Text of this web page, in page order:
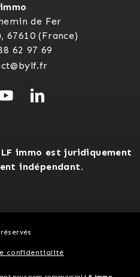
de Fer
67610 (France)
62 97 69
immo est juridiquement
indépendant.
confidentialité